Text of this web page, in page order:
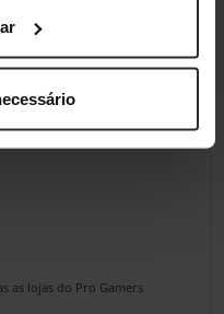
as lojas do Pro Gamers